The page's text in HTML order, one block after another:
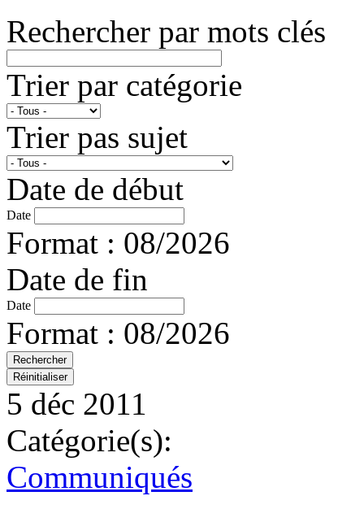
Rechercher par mots clés
Trier par catégorie
Trier pas sujet
Date de début
Date
Format : 08/2026
Date de fin
Date
Format : 08/2026
5 déc 2011
Catégorie(s):
Communiqués